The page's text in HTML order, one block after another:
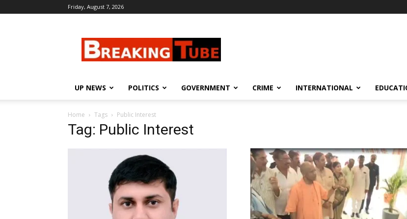
Friday, August 7, 2026
UP NEWS POLITICS GOVERNMENT CRIME INTERNATIONAL
Home Tags Public Interest
Tag: Public Interest